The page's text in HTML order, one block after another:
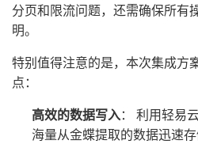
分页和限流问题，还需确保所有
明。
特别值得注意的是，本次集成方
点：
高效的数据写入： 利用轻易
海量从金蝶提取的数据迅速